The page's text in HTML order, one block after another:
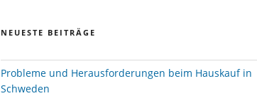
NEUESTE BEITRÄGE
Probleme und Herausforderungen beim Hauskauf in
Schweden